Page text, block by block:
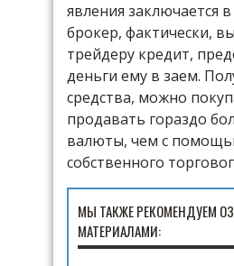
явления заключается
брокер, фактически,
трейдеру кредит,
деньги ему в заем.
средства, можно
продавать гораздо
валюты, чем с
собственного
МЫ ТАКЖЕ РЕКОМЕНДУЕМ
МАТЕРИАЛАМИ: